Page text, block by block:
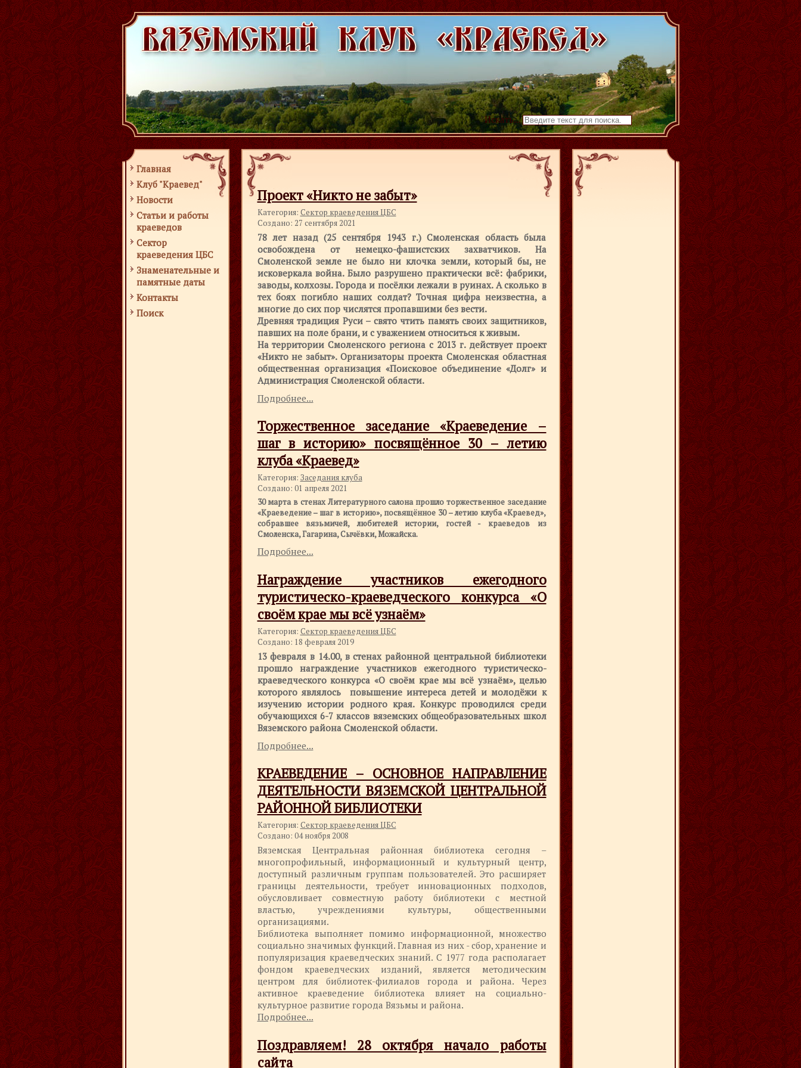
Искать...
Главная
Клуб "Краевед"
Новости
Статьи и работы
краеведов
Сектор
краеведения ЦБС
Знаменательные и
памятные даты
Контакты
Поиск
Проект «Никто не забыт»
Категория: Сектор краеведения ЦБС
Создано: 27 сентября 2021
78 лет назад (25 сентября 1943 г.) Смоленская область была
освобождена от немецко-фашистских захватчиков. На
Смоленской земле не было ни клочка земли, который бы, не
исковеркала война. Было разрушено практически всё: фабрики,
заводы, колхозы. Города и посёлки лежали в руинах. А сколько в
тех боях погибло наших солдат? Точная цифра неизвестна, а
многие до сих пор числятся пропавшими без вести.
Древняя традиция Руси – свято чтить память своих защитников,
павших на поле брани, и с уважением относиться к живым.
На территории Смоленского региона с 2013 г. действует проект
«Никто не забыт». Организаторы проекта Смоленская областная
общественная организация «Поисковое объединение «Долг» и
Администрация Смоленской области.
Подробнее...
Торжественное заседание «Краеведение –
шаг в историю» посвящённое 30 – летию
клуба «Краевед»
Категория: Заседания клуба
Создано: 01 апреля 2021
30 марта в стенах Литературного салона прошло торжественное заседание
«Краеведение – шаг в историю», посвящённое 30 – летию клуба «Краевед»,
собравшее вязьмичей, любителей истории, гостей - краеведов из
Смоленска, Гагарина, Сычёвки, Можайска.
Подробнее...
Награждение участников ежегодного
туристическо-краеведческого конкурса «О
своём крае мы всё узнаём»
Категория: Сектор краеведения ЦБС
Создано: 18 февраля 2019
13 февраля в 14.00, в стенах районной центральной библиотеки
прошло награждение участников ежегодного туристическо-
краеведческого конкурса «О своём крае мы всё узнаём», целью
которого являлось повышение интереса детей и молодёжи к
изучению истории родного края. Конкурс проводился среди
обучающихся 6-7 классов вяземских общеобразовательных школ
Вяземского района Смоленской области.
Подробнее...
КРАЕВЕДЕНИЕ – ОСНОВНОЕ НАПРАВЛЕНИЕ
ДЕЯТЕЛЬНОСТИ ВЯЗЕМСКОЙ ЦЕНТРАЛЬНОЙ
РАЙОННОЙ БИБЛИОТЕКИ
Категория: Сектор краеведения ЦБС
Создано: 04 ноября 2008
Вяземская Центральная районная библиотека сегодня –
многопрофильный, информационный и культурный центр,
доступный различным группам пользователей. Это расширяет
границы деятельности, требует инновационных подходов,
обусловливает совместную работу библиотеки с местной
властью, учреждениями культуры, общественными
организациями.
Библиотека выполняет помимо информационной, множество
социально значимых функций. Главная из них - сбор, хранение и
популяризация краеведческих знаний. С 1977 года располагает
фондом краеведческих изданий, является методическим
центром для библиотек-филиалов города и района. Через
активное краеведение библиотека влияет на социально-
культурное развитие города Вязьмы и района.
Подробнее...
Поздравляем! 28 октября начало работы
сайта